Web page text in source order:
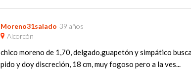
Moreno31salado 39 años
Alcorcón
chico moreno de 1,70, delgado,guapetón y simpático
pido y doy discreción, 18 cm, muy fogoso pero a la ves...